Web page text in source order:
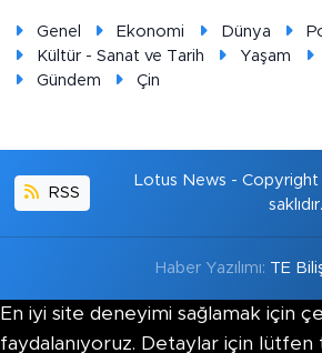
Genel Ekonomi Dünya
Kültür - Sanat ve Tarih
Yaşam
Gündem
Çin
RSS
Lotus News - Copyright
saklıdır.
Haber Yazılımı: TE
En iyi site deneyimi sağlamak için
faydalanıyoruz. Detaylar için lütfen